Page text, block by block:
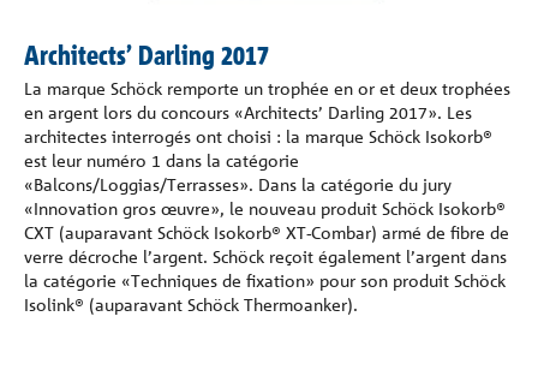
Architects’ Darling 2017
La marque Schöck remporte un trophée en or et deux trophées
en argent lors du concours «Architects’ Darling 2017». Les
architectes interrogés ont choisi : la marque Schöck Isokorb®
est leur numéro 1 dans la catégorie
«Balcons/Loggias/Terrasses». Dans la catégorie du jury
«Innovation gros œuvre», le nouveau produit Schöck Isokorb®
CXT (auparavant Schöck Isokorb® XT-Combar) armé de fibre de
verre décroche l’argent. Schöck reçoit également l’argent dans
la catégorie «Techniques de fixation» pour son produit Schöck
Isolink® (auparavant Schöck Thermoanker).